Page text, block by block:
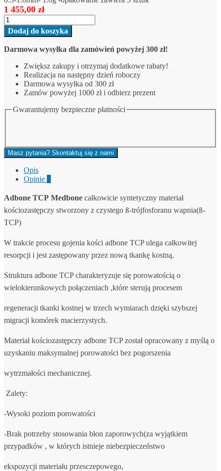
TCP
Granules:
0.5-
1.0mm-
1.0g
-
zawiera
sztuk
1 455,00 zł
ilość
Adbone
5
sztuk-
materiał
kościozastępczy
adbone
TCP
Granules:
1.0mm-
sztuk
Dodaj do koszyka
Darmowa wysyłka dla zamówień powyżej 300 zł!
Zwiększ zakupy i otrzymaj dodatkowe rabaty!
Realizacja na następny dzień roboczy
Darmowa wysyłka od 300 zł
Zamów powyżej 1000 zł i odbierz prezent
Gwarantujemy bezpieczne płatności
Masz pytania? Skontaktuj się z nami
Opis
Opinie
Adbone TCP Medbone całkowicie syntetyczny materiał
kościozastępczy stworzony z czystego ß-trójfosforanu wapnia(ß-
TCP)
W trakcie procesu gojenia kości adbone TCP ulega całkowitej
resorpcji i jest zastępowany przez nową tkankę kostną.
Struktura adbone TCP charakteryzuje się porowatością o
wielokierunkowych połączeniach ,które sterują procesem
regeneracji tkanki kostnej w trzech wymiarach dzięki szybszej
migracji komórek macierzystych.
Materiał kościozastępczy adbone TCP został opracowany z myślą o
uzyskaniu maksymalnej porowatości bez pogorszenia
wytrzmałości mechanicznej.
Zalety:
-Wysoki poziom porowatości
-Brak potrzeby stosowania błon zaporowych(za wyjątkiem
przypadków , w których istnieje niebezpieczeństwo
ekspozycji materiału przesczepowego,